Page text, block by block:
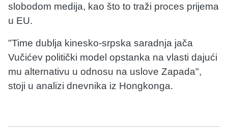
slobodom medija, kao što to traži proces prijema
u EU.
"Time dublja kinesko-srpska saradnja jača
Vučićev politički model opstanka na vlasti dajući
mu alternativu u odnosu na uslove Zapada",
stoji u analizi dnevnika iz Hongkonga.